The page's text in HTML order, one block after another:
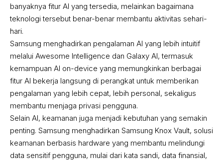
banyaknya fitur AI yang tersedia, melainkan bagaimana
teknologi tersebut benar-benar membantu aktivitas sehari-
hari.
Samsung menghadirkan pengalaman AI yang lebih intuitif
melalui Awesome Intelligence dan Galaxy AI, termasuk
kemampuan AI on-device yang memungkinkan berbagai
fitur AI bekerja langsung di perangkat untuk memberikan
pengalaman yang lebih cepat, lebih personal, sekaligus
membantu menjaga privasi pengguna.
Selain AI, keamanan juga menjadi kebutuhan yang semakin
penting. Samsung menghadirkan Samsung Knox Vault, solusi
keamanan berbasis hardware yang membantu melindungi
data sensitif pengguna, mulai dari kata sandi, data finansial,